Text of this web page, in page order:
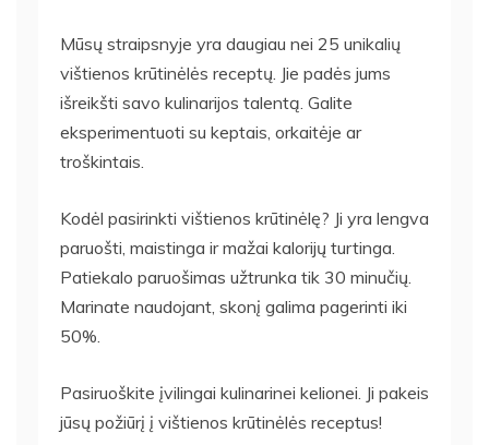
Mūsų straipsnyje yra daugiau nei 25 unikalių
vištienos krūtinėlės receptų. Jie padės jums
išreikšti savo kulinarijos talentą. Galite
eksperimentuoti su keptais, orkaitėje ar
troškintais.
Kodėl pasirinkti vištienos krūtinėlę? Ji yra lengva
paruošti, maistinga ir mažai kalorijų turtinga.
Patiekalo paruošimas užtrunka tik 30 minučių.
Marinate naudojant, skonį galima pagerinti iki
50%.
Pasiruoškite įvilingai kulinarinei kelionei. Ji pakeis
jūsų požiūrį į vištienos krūtinėlės receptus!